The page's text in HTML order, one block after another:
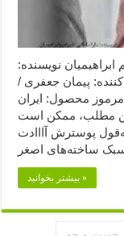
ابراهیم ابراهیمیان نویسنده:
پیمان جعفری /
محصول: ایران
این مطلب، ممکن است
پوسترش آااادت
بیشتر بخوانید »